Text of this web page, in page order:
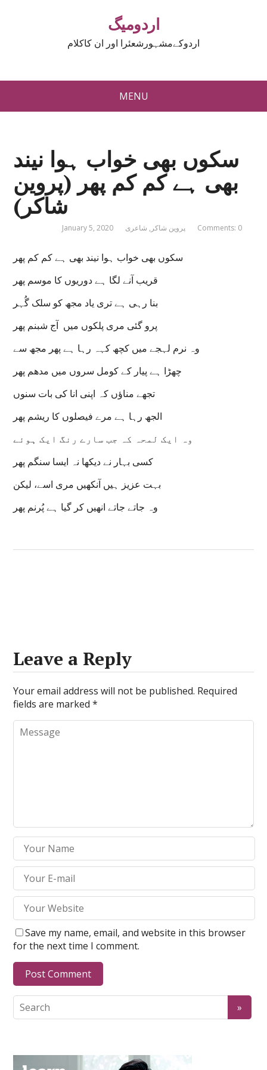
اردومیگ
اردوکےمشہورشعئرا اور ان کاکلام
MENU
سکوں بھی خواب ہوا نیند
بھی ہے کم کم پھر (پروین
شاکر)
January 5, 2020 پروین شاکر , شاعری Comments: 0
سکوں بھی خواب ہوا نیند بھی ہے کم کم پھر
قریب آنے لگا ہے دوریوں کا موسم پھر
بنا رہی ہے تری یاد مجھ کو سلک گُہر
پرو گئی مری پلکوں میں آج شبنم پھر
وہ نرم لہجے میں کچھ کہہ رہا ہے پھر مجھ سے
چھڑا ہے پیار کے کومل سروں میں مدھم پھر
تجھے مناؤں کہ اپنی انا کی بات سنوں
الجھ رہا ہے مرے فیصلوں کا ریشم پھر
وہ ایک لمحہ کہ جب سارے رنگ ایک ہوئے
کسی بہار نے دیکھا نہ ایسا سنگم پھر
بہت عزیز ہیں آنکھیں مری اسے، لیکن
وہ جاتے جاتے انھیں کر گیا ہے پُرنم پھر
Leave a Reply
Your email address will not be published. Required
fields are marked*
Save my name, email, and website in this browser
for the next time I comment.